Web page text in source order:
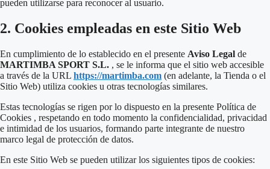
pueden utilizarse para reconocer al usuario.
2. Cookies empleadas en este Sitio Web
En cumplimiento de lo establecido en el presente Aviso Legal de
MARTIMBA SPORT S.L. , se le informa que el sitio web accesible
a través de la URL https://martimba.com (en adelante, la Tienda o el
Sitio Web) utiliza cookies u otras tecnologías similares.
Estas tecnologías se rigen por lo dispuesto en la presente Política de
Cookies , respetando en todo momento la confidencialidad, privacidad
e intimidad de los usuarios, formando parte integrante de nuestro
marco legal de protección de datos.
En este Sitio Web se pueden utilizar los siguientes tipos de cookies: